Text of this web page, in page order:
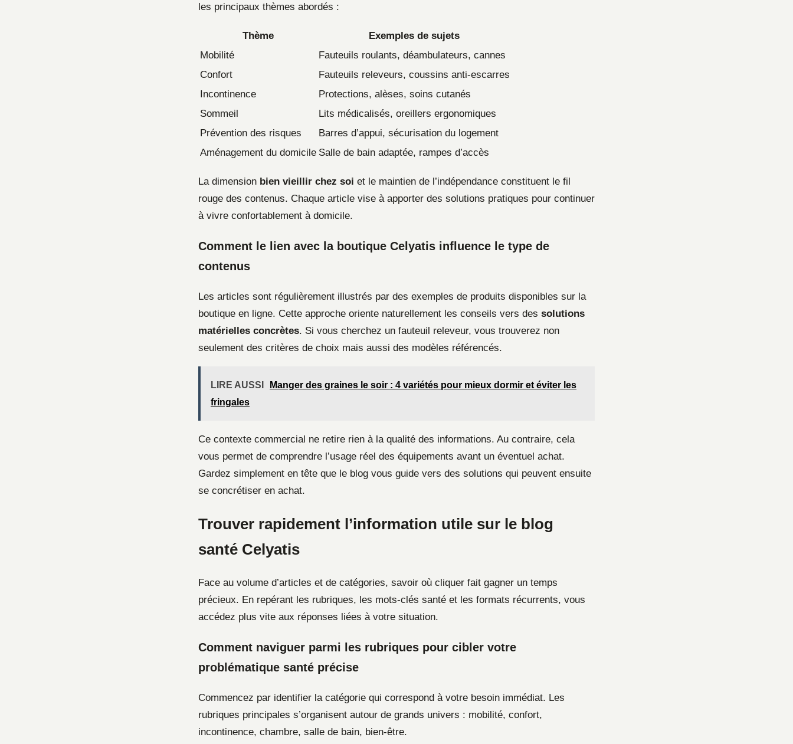
les principaux thèmes abordés :
Thème
Exemples de sujets
Mobilité
Fauteuils roulants, déambulateurs, cannes
Confort
Fauteuils releveurs, coussins anti-escarres
Incontinence
Protections, alèses, soins cutanés
Sommeil
Lits médicalisés, oreillers ergonomiques
Prévention des risques
Barres d’appui, sécurisation du logement
Aménagement du domicile Salle de bain adaptée, rampes d’accès
La dimension bien vieillir chez soi et le maintien de l’indépendance constituent le fil
rouge des contenus. Chaque article vise à apporter des solutions pratiques pour continuer
à vivre confortablement à domicile.
Comment le lien avec la boutique Celyatis influence le type de
contenus
Les articles sont régulièrement illustrés par des exemples de produits disponibles sur la
boutique en ligne. Cette approche oriente naturellement les conseils vers des solutions
matérielles concrètes. Si vous cherchez un fauteuil releveur, vous trouverez non
seulement des critères de choix mais aussi des modèles référencés.
LIRE AUSSI
Manger des graines le soir : 4 variétés pour mieux dormir et éviter les
fringales
Ce contexte commercial ne retire rien à la qualité des informations. Au contraire, cela
vous permet de comprendre l’usage réel des équipements avant un éventuel achat.
Gardez simplement en tête que le blog vous guide vers des solutions qui peuvent ensuite
se concrétiser en achat.
Trouver rapidement l’information utile sur le blog
santé Celyatis
Face au volume d’articles et de catégories, savoir où cliquer fait gagner un temps
précieux. En repérant les rubriques, les mots-clés santé et les formats récurrents, vous
accédez plus vite aux réponses liées à votre situation.
Comment naviguer parmi les rubriques pour cibler votre
problématique santé précise
Commencez par identifier la catégorie qui correspond à votre besoin immédiat. Les
rubriques principales s’organisent autour de grands univers : mobilité, confort,
incontinence, chambre, salle de bain, bien-être.